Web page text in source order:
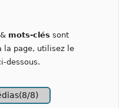
& mots-clés sont
la page, utilisez le
dessous.
8)